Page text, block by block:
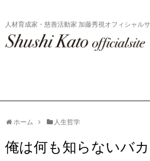
人材育成家・慈善活動家 加藤秀視オフィシャル
ホーム 人生哲学
俺は何も知らないバ